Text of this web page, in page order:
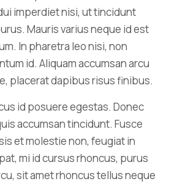
imperdiet nisi, ut tincidunt
Mauris varius neque id est
In pharetra leo nisi, non
id. Aliquam accumsan arcu
placerat dapibus risus finibus.
id posuere egestas. Donec
accumsan tincidunt. Fusce
et molestie non, feugiat in
mi id cursus rhoncus, purus
sit amet rhoncus tellus neque